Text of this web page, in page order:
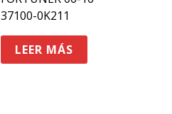
37100-0K211
LEER MÁS